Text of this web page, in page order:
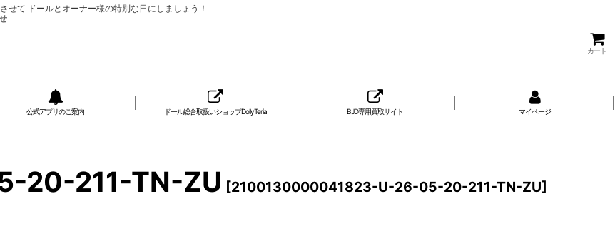
て ドールとオーナー様の特別な日にしましょう！
カート
公式アプリのご案内 ドール総合取扱いショップDollyTeria BJD専用買取サイト マイページ
20-211-TN-ZU [2100130000041823-U-26-05-20-211-TN-ZU]